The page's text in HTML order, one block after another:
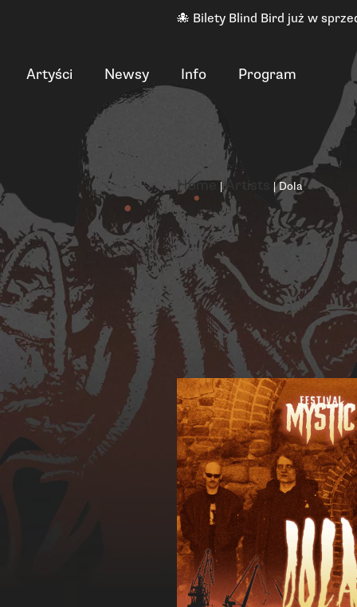
🐙 Bilety Blind Bird już w
Artyści Newsy Info Program
Home |Artists |Dola